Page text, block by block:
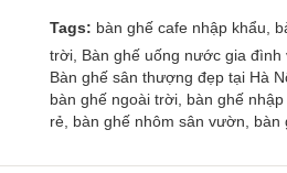
Tags: bàn ghế cafe nhập khẩu,
trời, Bàn ghế uống nước gia đình
Bàn ghế sân thượng đẹp tại Hà
bàn ghế ngoài trời, bàn ghế nhập
rẻ, bàn ghế nhôm sân vườn, bàn